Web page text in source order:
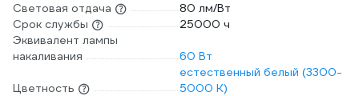
Световая отдача
80 лм/Вт
Срок службы
25000 ч
Эквивалент лампы
накаливания
60 Вт
Цветность
естественный белый (3300-
5000 К)